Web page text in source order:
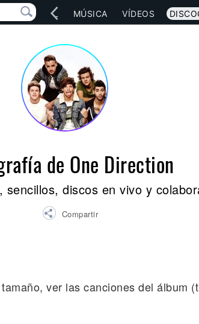
RED SOCIAL MÚSICA VÍDEOS
de One Direction
sencillos, discos en vivo y
Compartir
ver las canciones del álbum